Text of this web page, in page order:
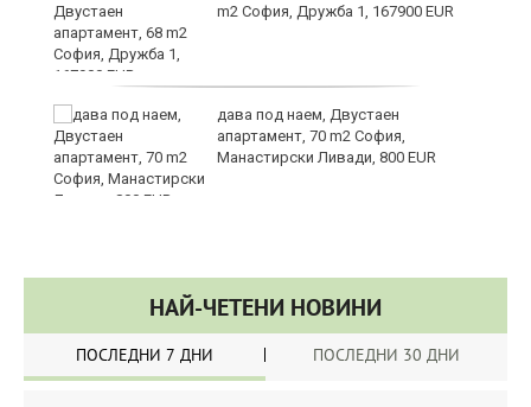
m2 София, Дружба 1, 167900 EUR
дава под наем, Двустаен
апартамент, 70 m2 София,
Манастирски Ливади, 800 EUR
НАЙ-ЧЕТЕНИ НОВИНИ
ПОСЛЕДНИ 7 ДНИ ПОСЛЕДНИ 30 ДНИ